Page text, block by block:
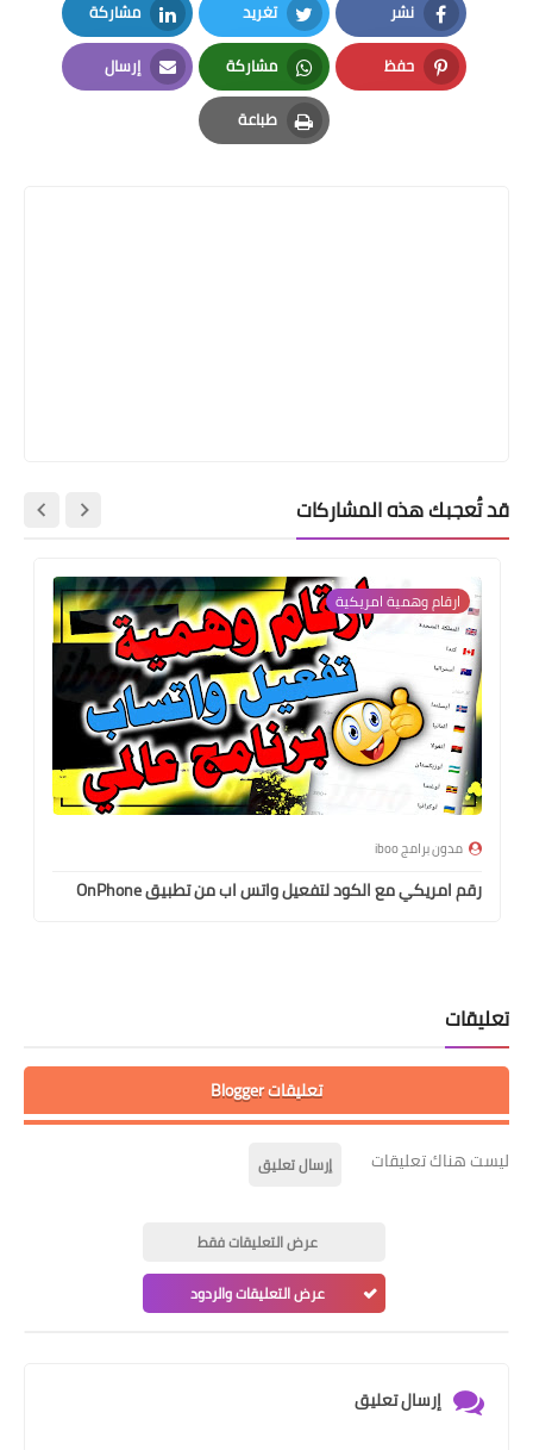
نشر
Facebook
تغريد
Twitter
مشاركة
LinkedIn
حفظ
Pinterest
مشاركة
Whatsapp
إرسال
Email
طباعة
Print
قد تُعجبك هذه المشاركات
ارقام وهمية امريكية
مدون برامج iboo
رقم امريكي مع الكود لتفعيل واتس اب من تطبيق OnPhone
تعليقات
تعليقات Blogger
ليست هناك تعليقات إرسال تعليق
عرض التعليقات فقط
عرض التعليقات والردود
إرسال تعليق